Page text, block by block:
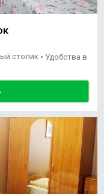
столик • Удобства в